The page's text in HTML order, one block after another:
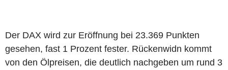
Der DAX wird zur Eröffnung bei 23.369 Punkten
gesehen, fast 1 Prozent fester. Rückenwidn kommt
von den Ölpreisen, die deutlich nachgeben um rund 3